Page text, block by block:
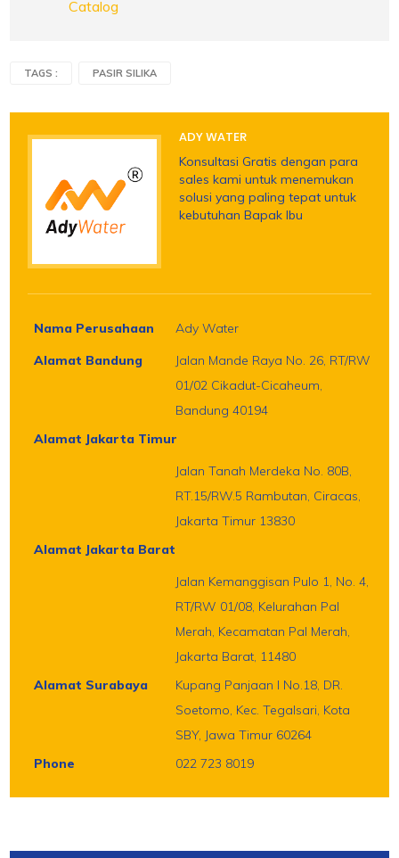
Catalog
TAGS : PASIR SILIKA
ADY WATER
Konsultasi Gratis dengan para
sales kami untuk menemukan
solusi yang paling tepat untuk
kebutuhan Bapak Ibu
Nama Perusahaan
Ady Water
Alamat Bandung
Jalan Mande Raya No. 26, RT/RW
01/02 Cikadut-Cicaheum,
Bandung 40194
Alamat Jakarta Timur
Jalan Tanah Merdeka No. 80B,
RT.15/RW.5 Rambutan, Ciracas,
Jakarta Timur 13830
Alamat Jakarta Barat
Jalan Kemanggisan Pulo 1, No. 4,
RT/RW 01/08, Kelurahan Pal
Merah, Kecamatan Pal Merah,
Jakarta Barat, 11480
Alamat Surabaya
Kupang Panjaan I No.18, DR.
Soetomo, Kec. Tegalsari, Kota
SBY, Jawa Timur 60264
Phone
022 723 8019